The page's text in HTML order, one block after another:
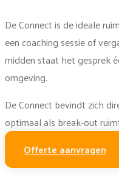
De Connect is de ideale
een coaching sessie of
midden staat het gesprek
omgeving.
De Connect bevindt zich
optimaal als break-out
Offerte aanvragen